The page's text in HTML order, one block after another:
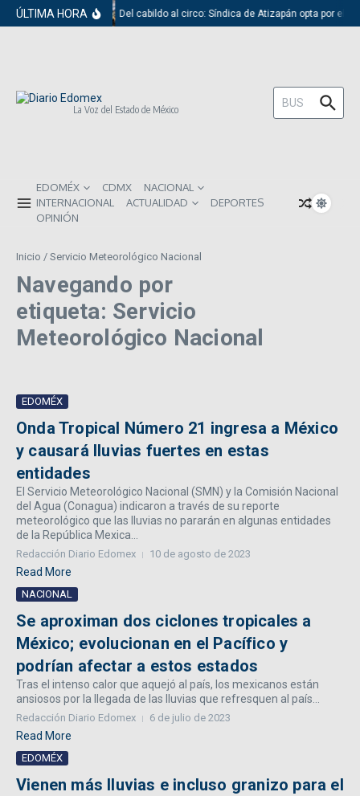
Saltar al contenido
ÚLTIMA HORA Del cabildo al circo: Síndica de Atizapán opta por el
La Voz del Estado de México
Buscar:
EDOMÉX CDMX
NACIONAL
INTERNACIONAL
ACTUALIDAD
DEPORTES
OPINIÓN
Inicio / Servicio Meteorológico Nacional
Navegando por
etiqueta: Servicio
Meteorológico Nacional
EDOMÉX
Onda Tropical Número 21 ingresa a México
y causará lluvias fuertes en estas
entidades
El Servicio Meteorológico Nacional (SMN) y la Comisión Nacional
del Agua (Conagua) indicaron a través de su reporte
meteorológico que las lluvias no pararán en algunas entidades
de la República Mexica...
Redacción Diario Edomex 10 de agosto de 2023
Read More
NACIONAL
Se aproximan dos ciclones tropicales a
México; evolucionan en el Pacífico y
podrían afectar a estos estados
Tras el intenso calor que aquejó al país, los mexicanos están
ansiosos por la llegada de las lluvias que refresquen al país...
Redacción Diario Edomex 6 de julio de 2023
Read More
EDOMÉX
Vienen más lluvias e incluso granizo para el